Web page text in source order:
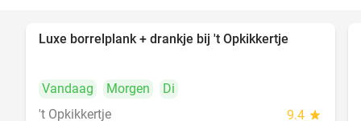
Luxe borrelplank + drankje bij 't Opkikkertje
Vandaag Morgen
Di
't Opkikkertje
9.4 star